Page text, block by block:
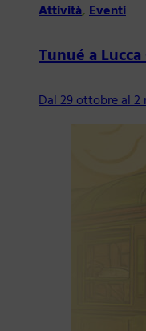
Attività,Eventi
Tunué a
Dal 29 ottobre al 2